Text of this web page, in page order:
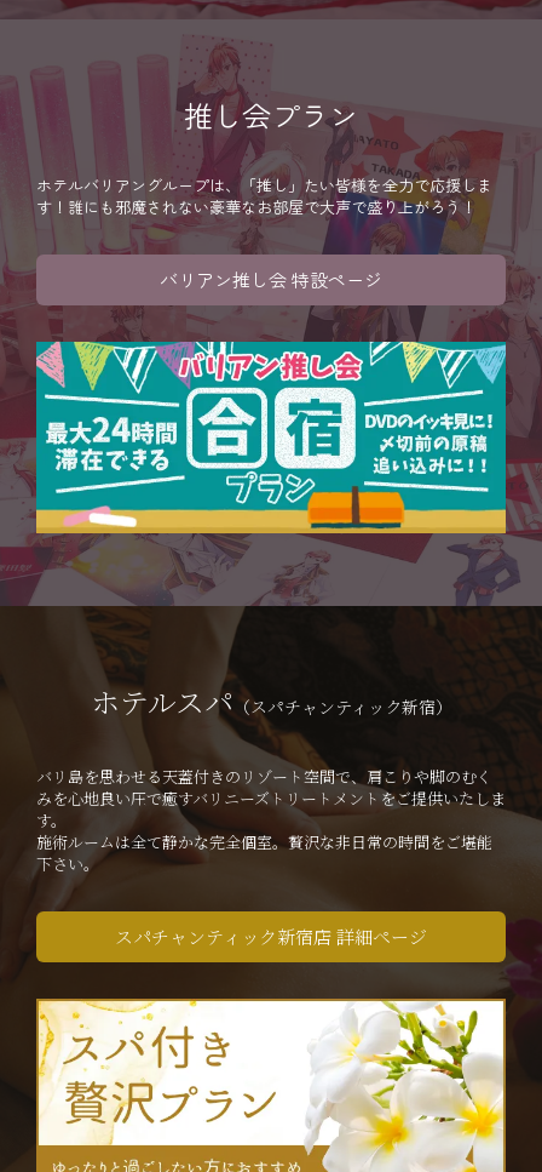
推し会プラン
ホテルバリアングループは、「推し」たい皆様を全力で応援しま
す！誰にも邪魔されない豪華なお部屋で大声で盛り上がろう！
バリアン推し会 特設ページ
ホテルスパ （スパチャンティック新宿）
バリ島を思わせる天蓋付きのリゾート空間で、肩こりや脚のむく
みを心地良い圧で癒すバリニーズトリートメントをご提供いたしま
す。
施術ルームは全て静かな完全個室。贅沢な非日常の時間をご堪能
下さい。
スパチャンティック新宿店 詳細ページ